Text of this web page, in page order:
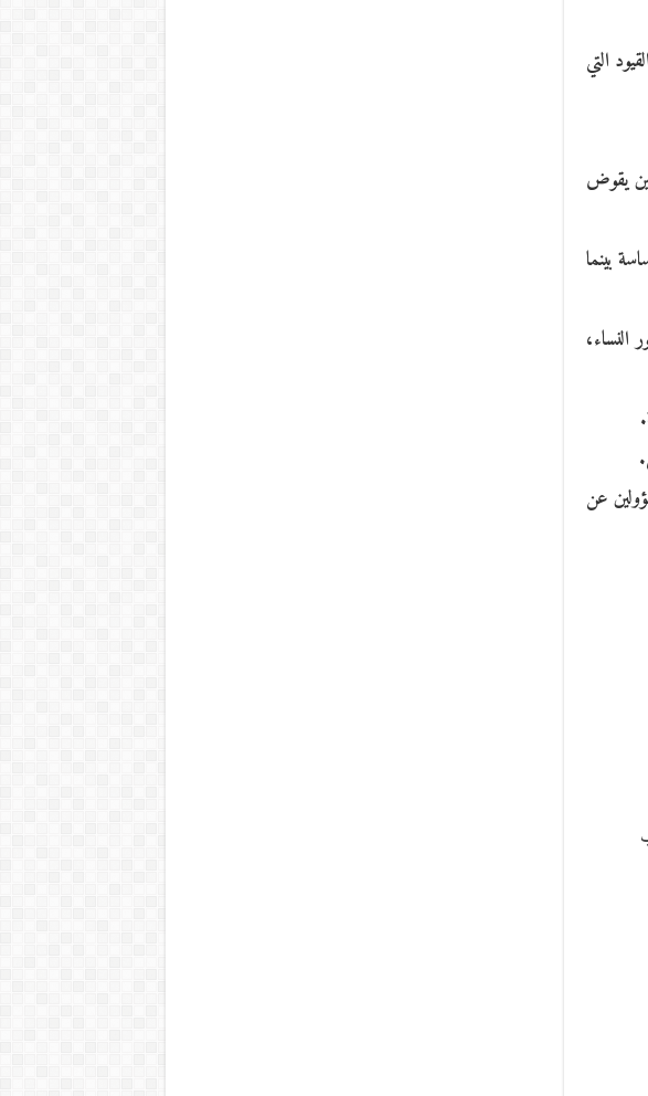
التي
يقوض
بينما
النساء،
عن